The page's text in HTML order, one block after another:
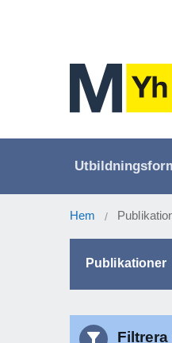
Hem /
Publikationer